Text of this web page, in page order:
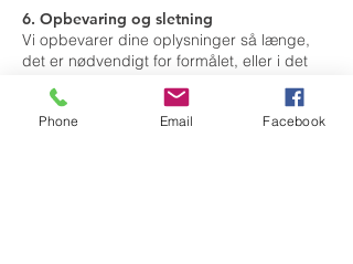
6. Opbevaring og sletning
Vi opbevarer dine oplysninger så længe,
det er nødvendigt for formålet, eller i det
slettes eller anonymiseres de.
Phone Email Facebook